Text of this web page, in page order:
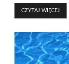
CZYTAJ WIĘCEJ